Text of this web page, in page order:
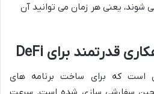
شوند، یعنی هر زمان می توانید آن
است که برای ساخت برنامه های